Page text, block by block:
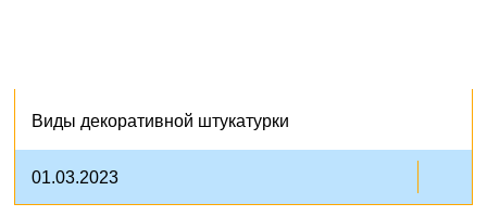
Виды декоративной штукатурки
01.03.2023